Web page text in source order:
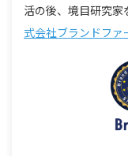
活の後、境目研究家
式会社ブランドファ